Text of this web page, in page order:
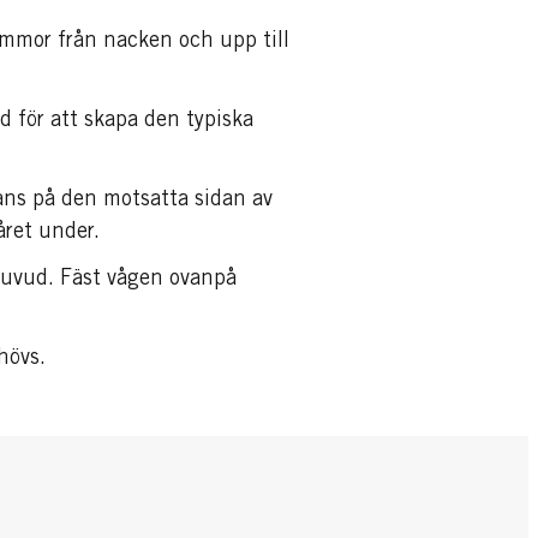
från nacken och upp till
för att skapa den typiska
på den motsatta sidan av
under.
Fäst vågen ovanpå